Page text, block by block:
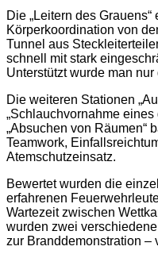
Die „Leitern des
Körperkoordination von
Tunnel aus
schnell mit stark
Unterstützt wurde man
Die weiteren Stationen
„Schlauchvornahme
„Absuchen von Räumen“
Teamwork,
Atemschutzeinsatz.
Bewertet wurden die
erfahrenen
Wartezeit zwischen
wurden zwei
zur Branddemonstration –